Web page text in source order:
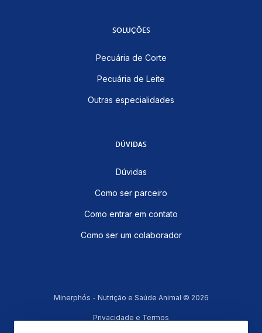
SOLUÇÕES
Pecuária de Corte
Pecuária de Leite
Outras especialidades
DÚVIDAS
Dúvidas
Como ser parceiro
Como entrar em contato
Como ser um colaborador
Minerphós - Nutrição e Saúde Animal © 2026
Privacidade e Termos